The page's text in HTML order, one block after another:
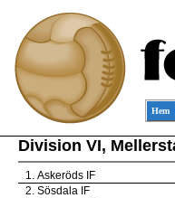
Hem
Division VI,
1. Askeröds IF
2. Sösdala IF